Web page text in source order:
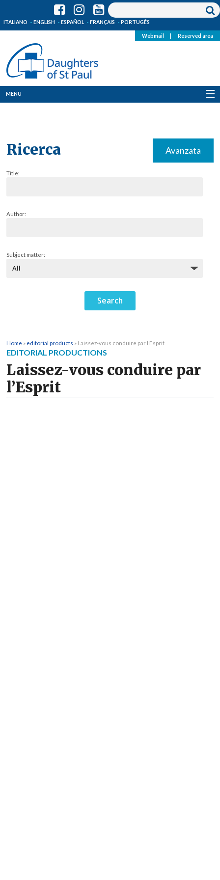
ITALIANO ENGLISH ESPAÑOL FRANÇAIS PORTUGÊS
Webmail Reserved area
MENU
Ricerca Avanzata
Title:
Author:
Subject matter:
Home » editorial products » Laissez-vous conduire par l’Esprit
EDITORIAL PRODUCTIONS
Laissez-vous conduire par
l’Esprit